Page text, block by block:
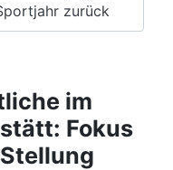
zurück
im
Fokus